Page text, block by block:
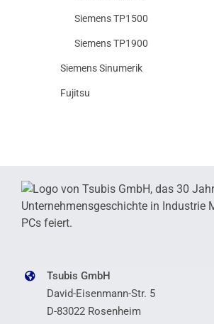
Siemens TP1500
Siemens TP1900
Siemens Sinumerik
Fujitsu
Tsubis GmbH
David-Eisenmann-Str. 5
D-83022 Rosenheim